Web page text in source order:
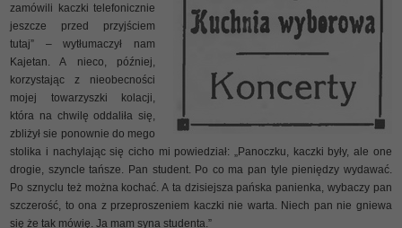
zamówili kaczki telefonicznie
jeszcze przed przyjściem
tutaj” – wytłumaczył nam
Kajetan. A nieco, później,
korzystając z nieobecności
mojej towarzyszki kolacji,
która na chwilę oddaliła się,
zbliżył sie ponownie do mego
stolika i nachylając się cicho mi powiedział: „Panoczku, kaczki były, ale one
drogie, szyncle tańsze. Pan student. Po co ma pan tyle pieniędzy wydawać.
Po sznyclu też można kochać. A ta dzisiejsza pańska panienka, wybaczy pan
szczerość, to ona z przeproszeniem kaczki nie warta. Niech pan nie gniewa
się że tak mówię. Ja mam syna studenta.”